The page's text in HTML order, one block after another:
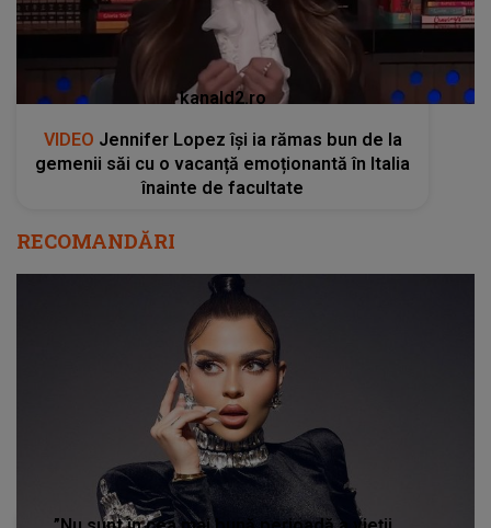
kanald2.ro
VIDEO Jennifer Lopez își ia rămas bun de la
gemenii săi cu o vacanță emoționantă în Italia
înainte de facultate
RECOMANDĂRI